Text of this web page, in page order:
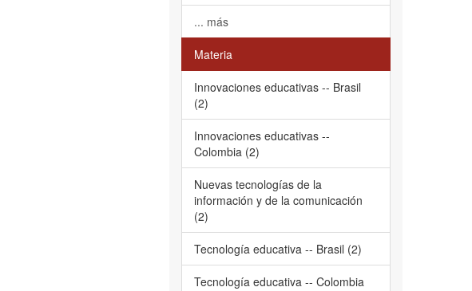
... más
Materia
Innovaciones educativas -- Brasil
(2)
Innovaciones educativas --
Colombia (2)
Nuevas tecnologías de la
información y de la comunicación
(2)
Tecnología educativa -- Brasil (2)
Tecnología educativa -- Colombia